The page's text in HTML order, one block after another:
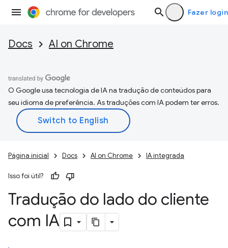
Fazer login
Docs AI on Chrome
O Google usa tecnologia de IA na tradução de conteúdos para
seu idioma de preferência. As traduções com IA podem ter erros.
Página inicial Docs AI on Chrome IA integrada
Isso foi útil?
Tradução do lado do cliente
com IA